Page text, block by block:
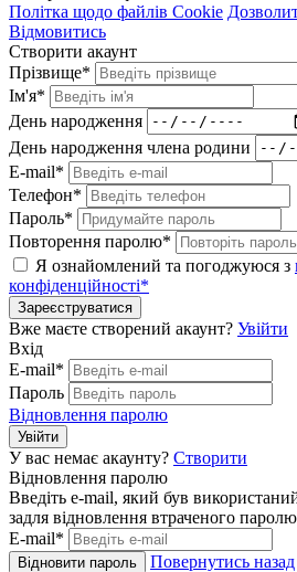
Політка щодо файлів Cookie
Відмовитись
Створити акаунт
Прізвище*
Ім'я*
День народження
День народження члена родини
E-mail*
Телефон*
Пароль*
Повторення паролю*
Я ознайомлений та погоджуюся з
конфіденційності*
Зареєструватися
Вже маєте створений акаунт? Увійти
Вхід
E-mail*
Пароль
Відновлення паролю
Увійти
У вас немає акаунту? Створити
Відновлення паролю
Введіть e-mail, який був
задля відновлення втраченого паролю
E-mail*
Відновити пароль
Повернутись назад